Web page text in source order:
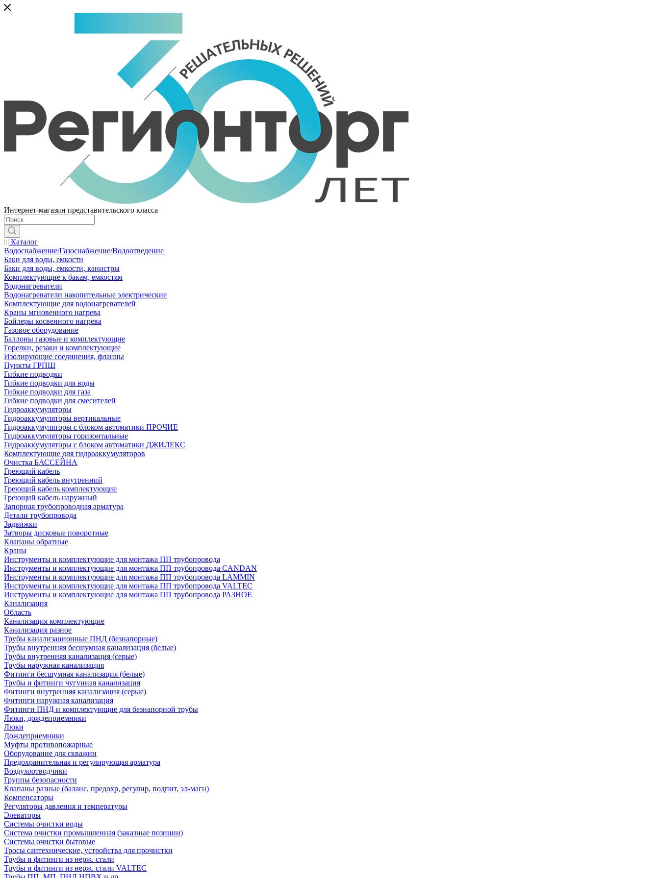
Интернет-магазин представительского класса
Каталог
Водоснабжение/Газоснабжение/Водоотведение
Баки для воды, емкости
Баки для воды, емкости, канистры
Комплектующие к бакам, емкостям
Водонагреватели
Водонагреватели накопительные электрические
Комплектующие для водонагревателей
Краны мгновенного нагрева
Бойлеры косвенного нагрева
Газовое оборудование
Баллоны газовые и комплектующие
Горелки, резаки и комплектующие
Изолирующие соединения, фланцы
Пункты ГРПШ
Гибкие подводки
Гибкие подводки для воды
Гибкие подводки для газа
Гибкие подводки для смесителей
Гидроаккумуляторы
Гидроаккумуляторы вертикальные
Гидроаккумуляторы с блоком автоматики ПРОЧИЕ
Гидроаккумуляторы горизонтальные
Гидроаккумуляторы с блоком автоматики ДЖИЛЕКС
Комплектующие для гидроаккумуляторов
Очистка БАССЕЙНА
Греющий кабель
Греющий кабель внутренний
Греющий кабель комплектующие
Греющий кабель наружный
Запорная трубопроводная арматура
Детали трубопровода
Задвижки
Затворы дисковые поворотные
Клапаны обратные
Краны
Инструменты и комплектующие для монтажа ПП трубопровода
Инструменты и комплектующие для монтажа ПП трубопровода CANDAN
Инструменты и комплектующие для монтажа ПП трубопровода LAMMIN
Инструменты и комплектующие для монтажа ПП трубопровода VALTEC
Инструменты и комплектующие для монтажа ПП трубопровода РАЗНОЕ
Канализация
Область
Канализация комплектующие
Канализация разное
Трубы канализационные ПНД (безнапорные)
Трубы внутренняя бесшумная канализация (белые)
Трубы внутренняя канализация (серые)
Трубы наружная канализация
Фитинги бесшумная канализация (белые)
Трубы и фитинги чугунная канализация
Фитинги внутренняя канализация (серые)
Фитинги наружная канализация
Фитинги ПНД и комплектующие для безнапорной трубы
Люки, дождеприемники
Люки
Дождеприемники
Муфты противопожарные
Оборудование для скважин
Предохранительная и регулирующая арматура
Воздухоотводчики
Группы безопасности
Клапаны разные (баланс, предохр, регулир, подпит, эл-магн)
Компенсаторы
Регуляторы давления и температуры
Элеваторы
Системы очистки воды
Система очистки промышленная (заказные позиции)
Системы очистки бытовые
Тросы сантехнические, устройства для прочистки
Трубы и фитинги из нерж. стали
Трубы и фитинги из нерж. стали VALTEC